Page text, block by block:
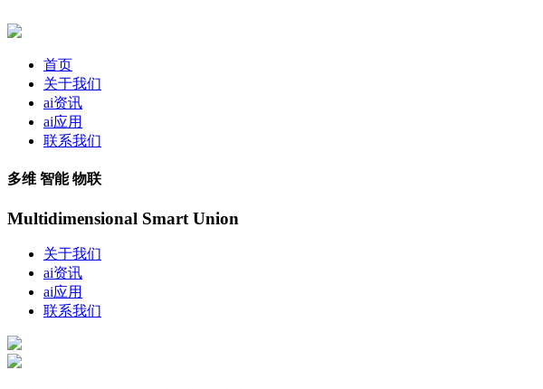
首页
关于我们
ai资讯
ai应用
联系我们
多维 智能 物联
Multidimensional Smart Union
关于我们
ai资讯
ai应用
联系我们